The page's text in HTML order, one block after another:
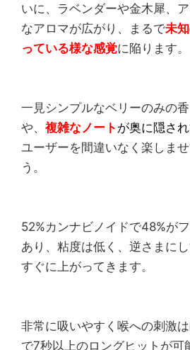
いに、ラベンダーや金木犀、
なアロマが広がり、まるで未
っている様な感覚に陥ります。
一見シンプルなベリーのみの
や、 複雑なノート が奥に隠さ
ユーザーを間違いなく楽しま
う。
52%カンナビノイドで48%が
あり、粘度は低く、逆さまに
すぐに上がってきます。
非常に吸いやすく喉への刺激
で7秒以上のロングヒットが可